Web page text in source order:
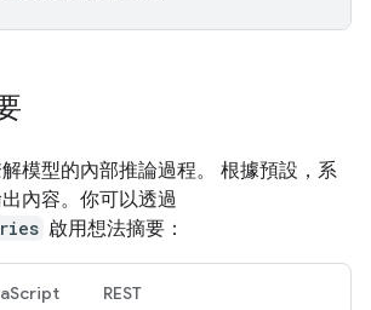
模型的內部推論過程。 根據預設，系
內容。你可以透過
啟用想法摘要：
REST